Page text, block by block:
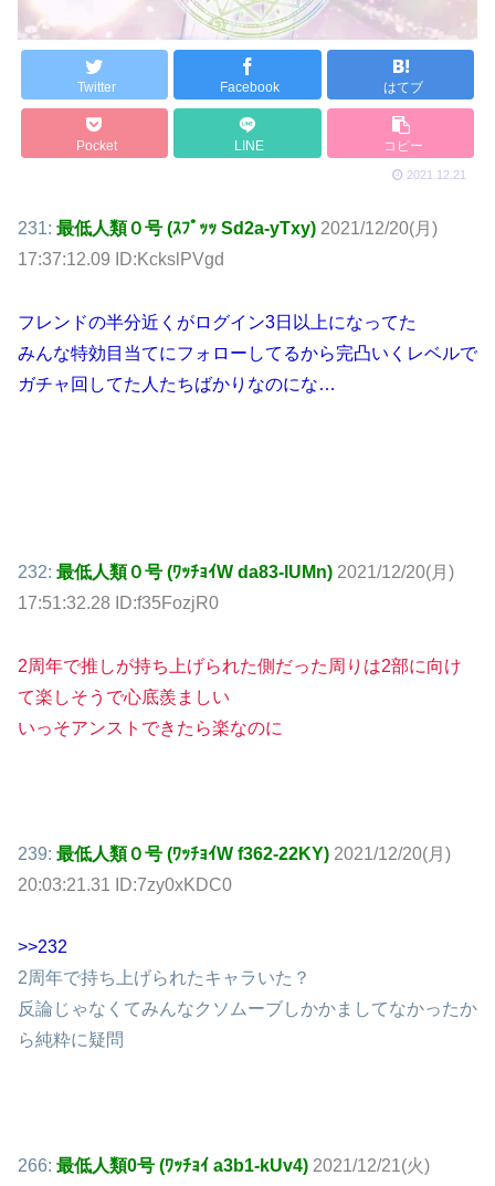
Twitter Facebook はてブ
Pocket LINE コピー
2021.12.21
231: 最低人類０号 (ｽﾌﾟｯｯ Sd2a-yTxy) 2021/12/20(月)
17:37:12.09 ID:KckslPVgd
フレンドの半分近くがログイン3日以上になってた
みんな特効目当てにフォローしてるから完凸いくレベルで
ガチャ回してた人たちばかりなのにな…
232: 最低人類０号 (ﾜｯﾁｮｲW da83-lUMn) 2021/12/20(月)
17:51:32.28 ID:f35FozjR0
2周年で推しが持ち上げられた側だった周りは2部に向け
て楽しそうで心底羨ましい
いっそアンストできたら楽なのに
239: 最低人類０号 (ﾜｯﾁｮｲW f362-22KY) 2021/12/20(月)
20:03:21.31 ID:7zy0xKDC0
>>232
2周年で持ち上げられたキャラいた？
反論じゃなくてみんなクソムーブしかかましてなかったか
ら純粋に疑問
266: 最低人類0号 (ﾜｯﾁｮｲ a3b1-kUv4) 2021/12/21(火)